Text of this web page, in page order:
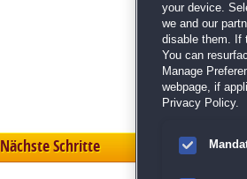
Nächste Schritte
your device.
we and our
disable them. If
You can
Manage
webpage, if
Privacy Policy.